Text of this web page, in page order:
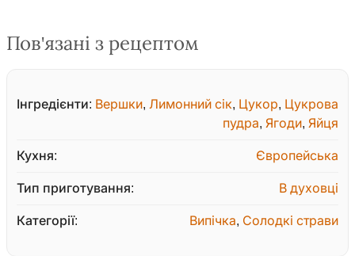
Пов'язані з рецептом
Інгредієнти: Вершки, Лимонний сік, Цукор, Цукрова
пудра, Ягоди, Яйця
Кухня: Європейська
Тип приготування: В духовці
Категорії: Випічка, Солодкі страви